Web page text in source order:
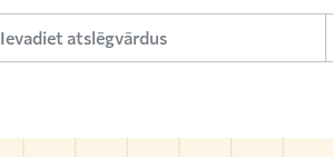
Ievadiet atslēgvārdus